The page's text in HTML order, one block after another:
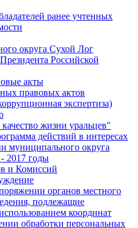
ранее учтенных
округа Сухой Лог
Российской
акты
правовых актов
экспертиза)
жизни уральцев"
действий в интересах
муниципального округа
2017 годы
и Комиссий
органов местного
подлежащие
координат
обработки персональных